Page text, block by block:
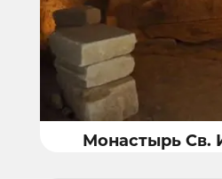
Монастырь Св.